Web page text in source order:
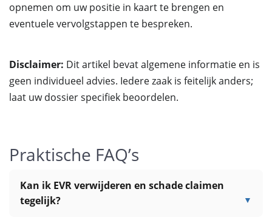
opnemen om uw positie in kaart te brengen en
eventuele vervolgstappen te bespreken.
Disclaimer: Dit artikel bevat algemene informatie en is
geen individueel advies. Iedere zaak is feitelijk anders;
laat uw dossier specifiek beoordelen.
Praktische FAQ’s
Kan ik EVR verwijderen en schade claimen
tegelijk?